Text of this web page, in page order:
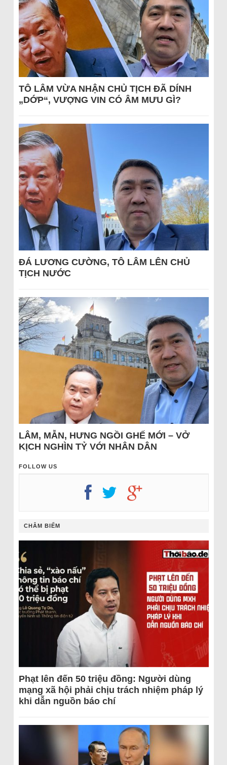
TÔ LÂM VỪA NHẬN CHỦ TỊCH ĐÃ DÍNH
„DỚP“, VƯỢNG VIN CÓ ÂM MƯU GÌ?
ĐÁ LƯƠNG CƯỜNG, TÔ LÂM LÊN CHỦ
TỊCH NƯỚC
LÂM, MẪN, HƯNG NGỒI GHẾ MỚI – VỞ
KỊCH NGHÌN TỶ VỚI NHÂN DÂN
FOLLOW US
CHÂM BIẾM
Phạt lên đến 50 triệu đồng: Người dùng
mạng xã hội phải chịu trách nhiệm pháp lý
khi dẫn nguồn báo chí